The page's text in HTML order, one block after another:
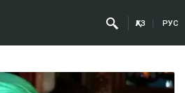
ҚАЗ РУС